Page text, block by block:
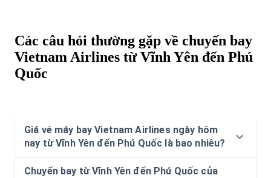
Các câu hỏi thường gặp về chuyến bay
Vietnam Airlines từ Vĩnh Yên đến Phú
Quốc
Giá vé máy bay Vietnam Airlines ngày hôm
nay từ Vĩnh Yên đến Phú Quốc là bao nhiêu?
Chuyến bay từ Vĩnh Yên đến Phú Quốc của